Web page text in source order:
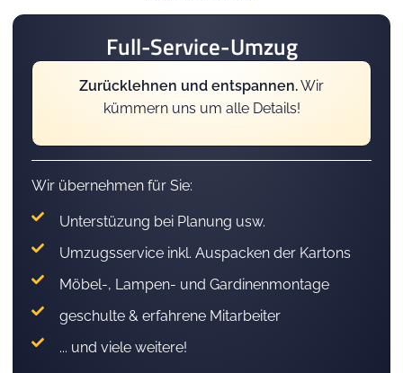
Full-Service-Umzug
Zurücklehnen und entspannen.Wir
kümmern uns um alle Details!
Wir übernehmen für Sie:
Unterstüzung bei Planung usw.
Umzugsservice inkl. Auspacken der Kartons
Möbel-, Lampen- und Gardinenmontage
geschulte & erfahrene Mitarbeiter
... und viele weitere!